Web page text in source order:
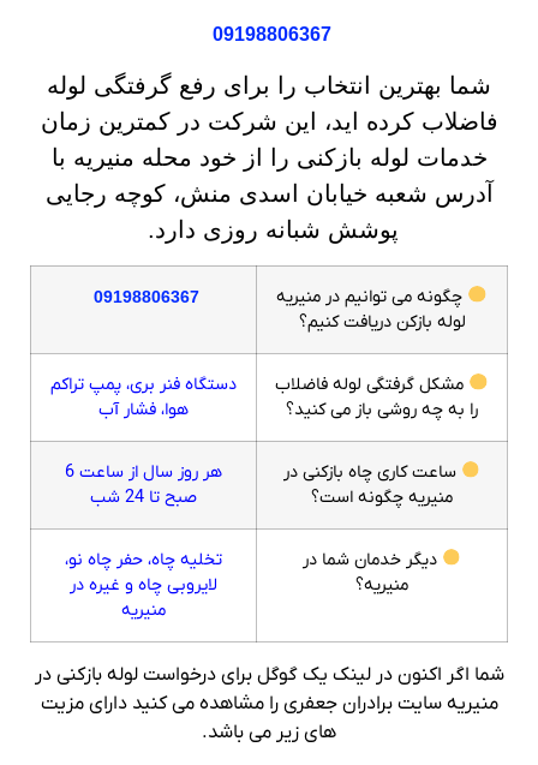
09198806367
شما بهترین انتخاب را برای رفع گرفتگی لوله
فاضلاب کرده اید، این شرکت در کمترین زمان
خدمات لوله بازکنی را از خود محله منیریه با
آدرس شعبه خیابان اسدی منش، کوچه رجایی
پوشش شبانه روزی دارد.
چگونه می توانیم در منیریه
لوله بازکن دریافت کنیم؟
09198806367
مشکل گرفتگی لوله فاضلاب
را به چه روشی باز می کنید؟
دستگاه فنر بری، پمپ تراکم
هوا، فشار آب
ساعت کاری چاه بازکنی در
منیریه چگونه است؟
هر روز سال از ساعت 6
صبح تا 24 شب
دیگر خدمان شما در
منیریه؟
تخلیه چاه، حفر چاه نو،
لایروبی چاه و غیره در
منیریه
شما اگر اکنون در لینک یک گوگل برای درخواست لوله بازکنی در
منیریه سایت برادران جعفری را مشاهده می کنید دارای مزیت
های زیر می باشد.